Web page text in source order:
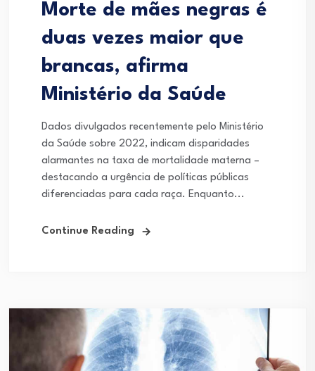
Morte de mães negras é
duas vezes maior que
brancas, afirma
Ministério da Saúde
Dados divulgados recentemente pelo Ministério
da Saúde sobre 2022, indicam disparidades
alarmantes na taxa de mortalidade materna –
destacando a urgência de políticas públicas
diferenciadas para cada raça. Enquanto...
Continue Reading